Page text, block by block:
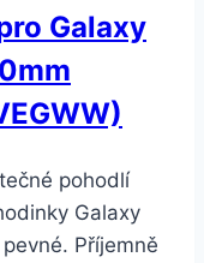
Galaxy
pohodlí
Galaxy
Příjemně